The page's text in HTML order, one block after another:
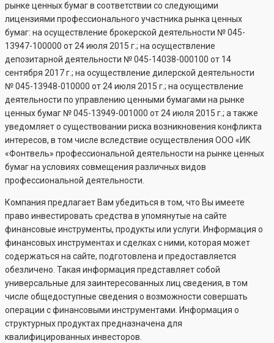
рынке ценных бумаг в соответствии со следующими
лицензиями профессионального участника рынка ценных
бумаг: на осуществление брокерской деятельности №045-
13947-100000 от 24 июля 2015 г.; на осуществление
депозитарной деятельности №045-14038-000100 от 14
сентября 2017 г.; на осуществление дилерской деятельности
№045-13948-010000 от 24 июля 2015 г.; на осуществление
деятельности по управлению ценными бумагами на рынке
ценных бумаг №045-13949-001000 от 24 июля 2015 г.; а также
уведомляет о существовании риска возникновения конфликта
интересов, в том числе вследствие осуществления ООО «ИК
«Фонтвель» профессиональной деятельности на рынке ценных
бумаг на условиях совмещения различных видов
профессиональной деятельности.
Компания предлагает Вам убедиться в том, что Вы имеете
право инвестировать средства в упомянутые на сайте
финансовые инструменты, продукты или услуги. Информация о
финансовых инструментах и сделках с ними, которая может
содержаться на сайте, подготовлена и предоставляется
обезличено. Такая информация представляет собой
универсальные для заинтересованных лиц сведения, в том
числе общедоступные сведения о возможности совершать
операции с финансовыми инструментами. Информация о
структурных продуктах предназначена для
квалифицированных инвесторов.